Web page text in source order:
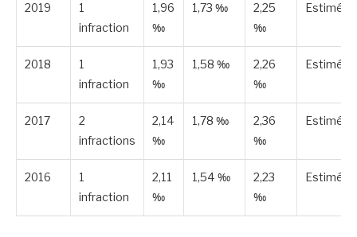
2019
1
infraction
1,96
‰
1,73 ‰
2,25
‰
Estimée
2018
1
infraction
1,93
‰
1,58 ‰
2,26
‰
Estimée
2017
2
infractions
2,14
‰
1,78 ‰
2,36
‰
Estimée
2016
1
infraction
2,11
‰
1,54 ‰
2,23
‰
Estimée